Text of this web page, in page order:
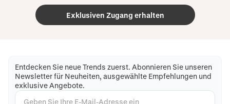
Exklusiven Zugang erhalten
Entdecken Sie neue Trends zuerst. Abonnieren Sie unseren
Newsletter für Neuheiten, ausgewählte Empfehlungen und
exklusive Angebote.